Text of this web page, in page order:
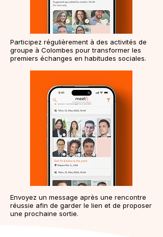
Participez régulièrement à des activités de
groupe à Colombes pour transformer les
premiers échanges en habitudes sociales.
Envoyez un message après une rencontre
réussie afin de garder le lien et de proposer
une prochaine sortie.